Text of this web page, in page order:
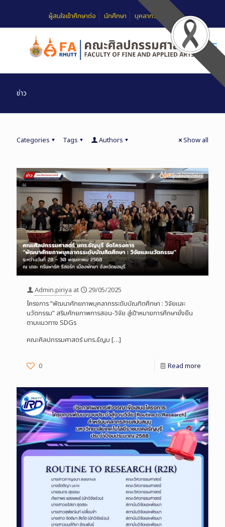
ผู้สนใจเข้าศึกษาต่อ นักศึกษา บุคลากร
ข่าว
Categories Tags Authors Show all
Admin.piriya at
29/05/2025
โครงการ “พัฒนาศักยภาพบุคลากรระดับบัณฑิตศึกษา : วิจัยและ
นวัตกรรม” สริมศักยภาพการสอน-วิจัย สู่เป้าหมายการศึกษายั่งยืน
ตามแนวทาง SDGs
คณะศิลปกรรมศาสตร์ มทร.ธัญบ […]
0 Read more